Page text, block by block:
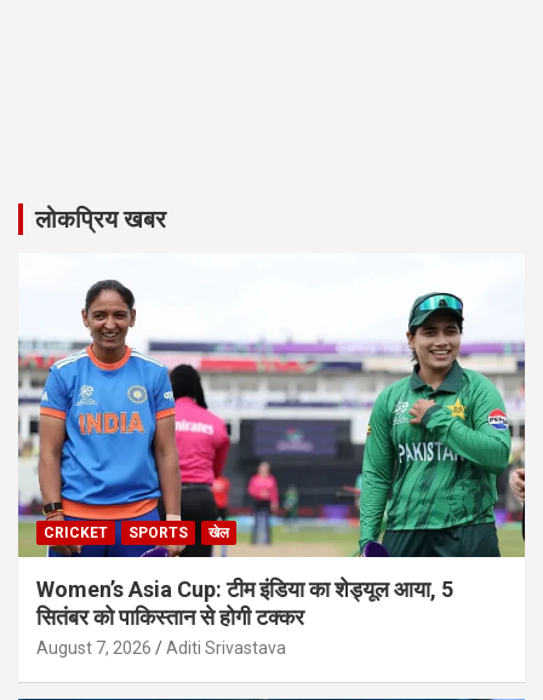
लोकप्रिय खबर
CRICKET SPORTS खेल
Women’s Asia Cup: टीम इंडिया का शेड्यूल आया, 5
सितंबर को पाकिस्तान से होगी टक्कर
August 7, 2026 Aditi Srivastava